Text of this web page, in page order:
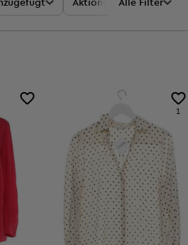
Aktionen Preis
Alle Filter
1